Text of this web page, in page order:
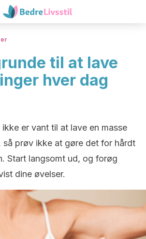
til at lave
hver dag
er vant til at lave en masse
så prøv ikke at gøre det for hårdt
Start langsomt ud, og forøg
dine øvelser.